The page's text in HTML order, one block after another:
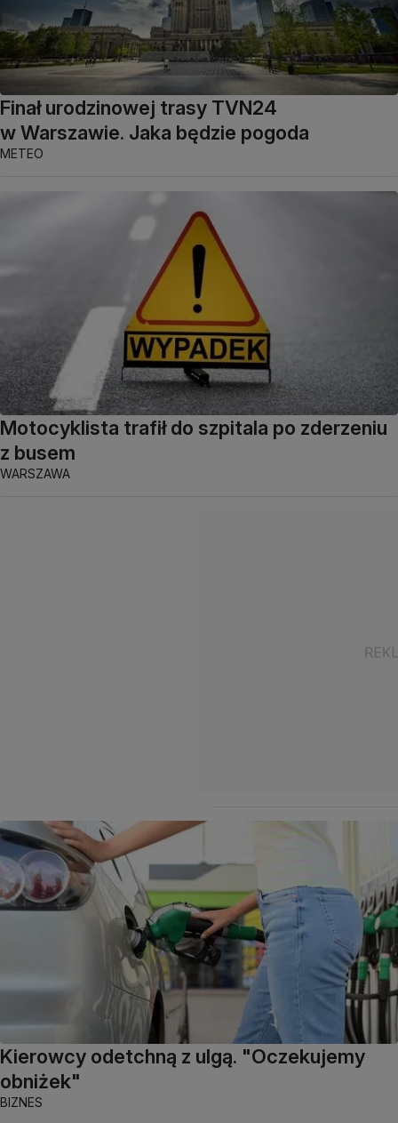
Finał urodzinowej trasy TVN24
w Warszawie. Jaka będzie pogoda
METEO
Motocyklista trafił do szpitala po zderzeniu
z busem
WARSZAWA
Kierowcy odetchną z ulgą. "Oczekujemy
obniżek"
BIZNES